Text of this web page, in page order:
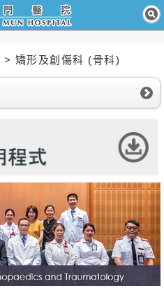
> 矯形及創傷科 (骨科)